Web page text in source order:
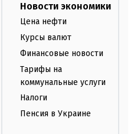
Новости экономики
Цена нефти
Курсы валют
Финансовые новости
Тарифы на
коммунальные услуги
Налоги
Пенсия в Украине